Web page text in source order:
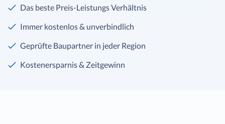
Das beste Preis-Leistungs Verhältnis
Immer kostenlos & unverbindlich
Geprüfte Baupartner in jeder Region
Kostenersparnis & Zeitgewinn